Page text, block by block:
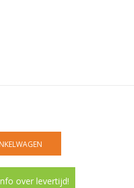
over levertijd!